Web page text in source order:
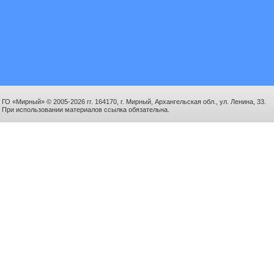
ГО «Мирный» © 2005-2026 гг. 164170, г. Мирный, Архангельская обл., ул. Ленина, 33.
При использовании материалов ссылка обязательна.